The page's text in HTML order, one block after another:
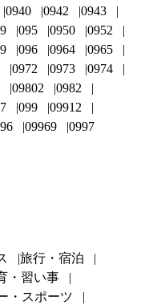
0940 0942
0943
095 0950
0952
096 0964
0965
0972 0973
0974
09802
0982
099
09912
09969 0997
旅行・宿泊
・習い事
・スポーツ